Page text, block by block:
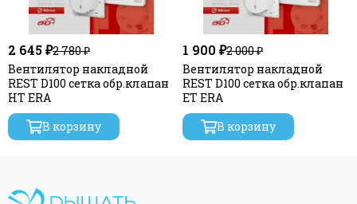
2 645 ₽2 780 ₽
Вентилятор накладной
REST D100 сетка обр.клапан
HT ERA
В корзину
1 900 ₽2 000 ₽
Вентилятор накладной
REST D100 сетка обр.клапан
ET ERA
В корзину